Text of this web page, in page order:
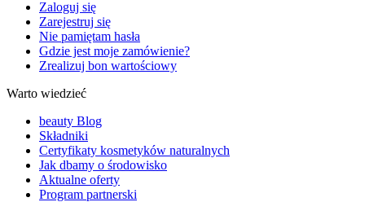
Zaloguj się
Zarejestruj się
Nie pamiętam hasła
Gdzie jest moje zamówienie?
Zrealizuj bon wartościowy
Warto wiedzieć
beauty Blog
Składniki
Certyfikaty kosmetyków naturalnych
Jak dbamy o środowisko
Aktualne oferty
Program partnerski